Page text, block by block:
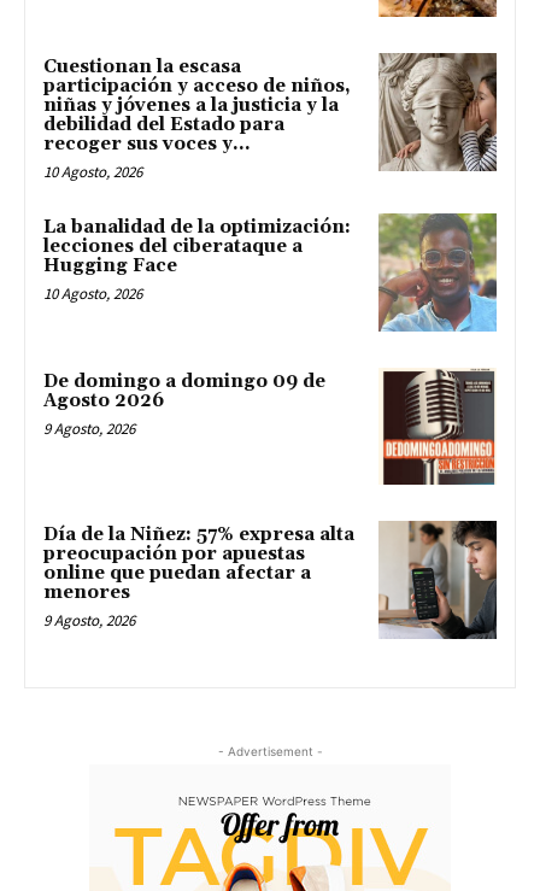
Cuestionan la escasa
participación y acceso de niños,
niñas y jóvenes a la justicia y la
debilidad del Estado para
recoger sus voces y...
10 Agosto, 2026
La banalidad de la optimización:
lecciones del ciberataque a
Hugging Face
10 Agosto, 2026
De domingo a domingo 09 de
Agosto 2026
9 Agosto, 2026
Día de la Niñez: 57% expresa alta
preocupación por apuestas
online que puedan afectar a
menores
9 Agosto, 2026
- Advertisement -